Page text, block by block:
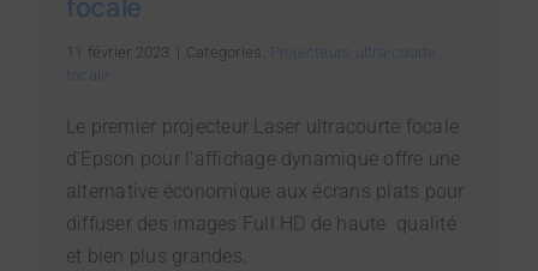
focale
11 février 2023 Categories: Projecteurs ultra-courte
focale
Le premier projecteur Laser ultracourte focale
d’Epson pour l'affichage dynamique offre une
alternative économique aux écrans plats pour
diffuser des images Full HD de haute qualité
et bien plus grandes.